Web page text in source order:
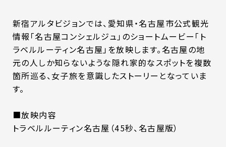
新宿アルタビジョンでは、愛知県・名古屋市公式観光
情報「名古屋コンシェルジュ」のショートムービー「ト
ラベルルーティン名古屋」を放映します。名古屋の地
元の人しか知らないような隠れ家的なスポットを複数
箇所巡る、女子旅を意識したストーリーとなっていま
す。
■放映内容
トラベルルーティン名古屋（45秒、名古屋版）